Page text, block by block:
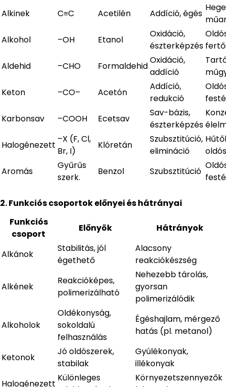
Alkinek
C≡C Acetilén Addíció, égés
Alkohol
–OH Etanol
Oxidáció,
észterképzés
Aldehid
–CHO Formaldehid
Oxidáció,
addíció
Keton
–CO– Acetón
Addíció,
redukció
Karbonsav
–COOH Ecetsav
Sav-bázis,
észterképzés
Halogénezett
–X (F, Cl,
Br, I)
Klóretán
Szubsztitúció,
elimináció
Aromás
Gyűrűs
szerk.
Benzol Szubsztitúció
2. Funkciós csoportok előnyei és hátrányai
Funkciós
csoport
Előnyök Hátrányok
Alkánok
Stabilitás, jól
égethető
Alacsony
reakciókészség
Alkének
Reakcióképes,
polimerizálható
Nehezebb tárolás,
gyorsan
polimerizálódik
Alkoholok
Oldékonyság,
sokoldalú
felhasználás
Égéshajlam, mérgező
hatás (pl. metanol)
Ketonok
Jó oldószerek,
stabilak
Gyúlékonyak,
illékonyak
Halogénezett
Különleges
Környezetszennyezők